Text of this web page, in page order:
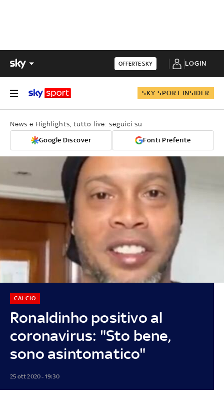
OFFERTE SKY LOGIN
SKY SPORT INSIDER
News e Highlights, tutto live: seguici su
Google Discover Fonti Preferite
Ronaldinho positivo al
coronavirus: "Sto bene,
sono asintomatico"
CALCIO
25 ott 2020 - 19:30